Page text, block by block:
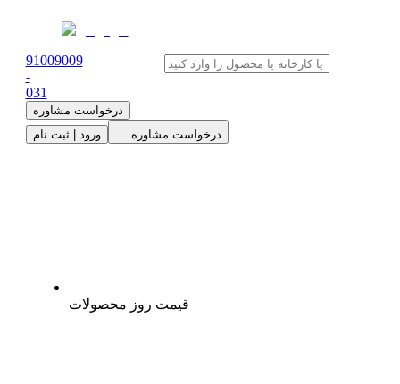
91009009
-
031
درخواست مشاوره
ورود | ثبت نام
درخواست مشاوره
قیمت روز محصولات